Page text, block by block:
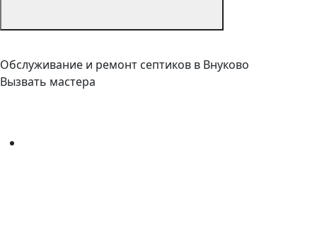
Обслуживание и ремонт септиков в Внуково
Вызвать мастера